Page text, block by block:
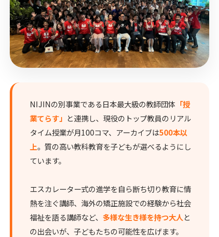
NIJINの別事業である日本最大級の教師団体 「授
業てらす」 と連携し、現役のトップ教員のリアル
タイム授業が月100コマ、アーカイブは500本以
上。質の高い教科教育を子どもが選べるようにし
ています。
エスカレーター式の進学を自ら断ち切り教育に情
熱を注ぐ講師、海外の矯正施設での経験から社会
福祉を語る講師など、 多様な生き様を持つ大人 と
の出会いが、子どもたちの可能性を広げます。